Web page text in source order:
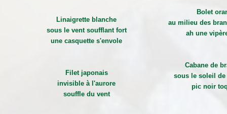
Linaigrette blanche
sous le vent soufflant fort
une casquette s'envole
Filet japonais
invisible à l'aurore
souffle du vent
Bolet
au milieu des
ah une
Cabane de
sous le soleil
pic noir